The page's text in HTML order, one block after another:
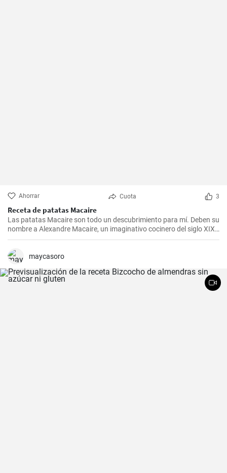
Ahorrar Cuota 3
Receta de patatas Macaire
Las patatas Macaire son todo un descubrimiento para mí. Deben su
nombre a Alexandre Macaire, un imaginativo cocinero del siglo XIX.
Este plato de patatas de sabor exquisito es en realidad muy sencillo
cocinar con mi familia los fines de semana, cuando podemos
disfrutar todos juntos de una comida. Con un poco de práctica,
¡tendrás una sabrosa receta de guarnición en tu repertorio culinario
en un abrir y cerrar de ojos!
maycasoro